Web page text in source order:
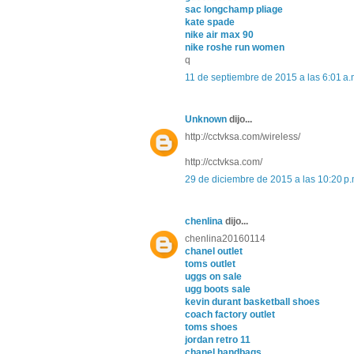
sac longchamp pliage
kate spade
nike air max 90
nike roshe run women
q
11 de septiembre de 2015 a las 6:01
Unknown dijo...
http://cctvksa.com/wireless/
http://cctvksa.com/
29 de diciembre de 2015 a las 10:20
chenlina dijo...
chenlina20160114
chanel outlet
toms outlet
uggs on sale
ugg boots sale
kevin durant basketball shoes
coach factory outlet
toms shoes
jordan retro 11